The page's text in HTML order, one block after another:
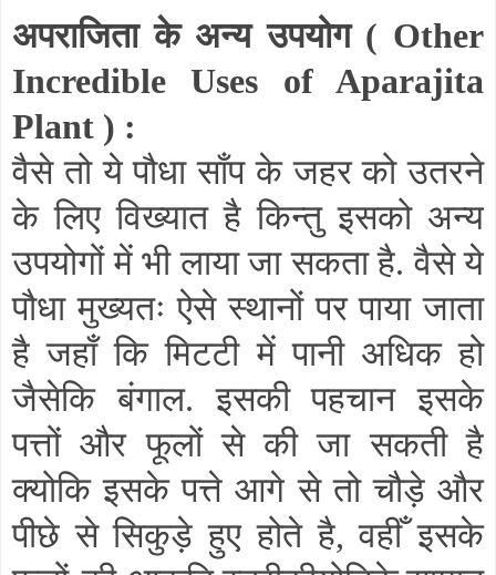
अपराजिता के अन्य उपयोग ( Other
Incredible Uses of Aparajita
Plant ) :
वैसे तो ये पौधा साँप के जहर को उतरने
के लिए विख्यात है किन्तु इसको अन्य
उपयोगों में भी लाया जा सकता है. वैसे ये
पौधा मुख्यतः ऐसे स्थानों पर पाया जाता
है जहाँ कि मिटटी में पानी अधिक हो
जैसेकि बंगाल. इसकी पहचान इसके
पत्तों और फूलों से की जा सकती है
क्योकि इसके पत्ते आगे से तो चौड़े और
पीछे से सिकुड़े हुए होते है,वहीँ इसके